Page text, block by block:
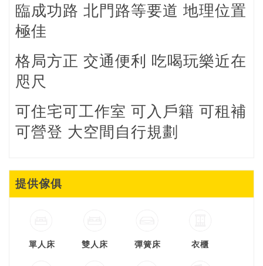
臨成功路 北門路等要道 地理位置
極佳
格局方正 交通便利 吃喝玩樂近在
咫尺
可住宅可工作室 可入戶籍 可租補
可營登 大空間自行規劃
提供傢俱
單人床 雙人床 彈簧床 衣櫃